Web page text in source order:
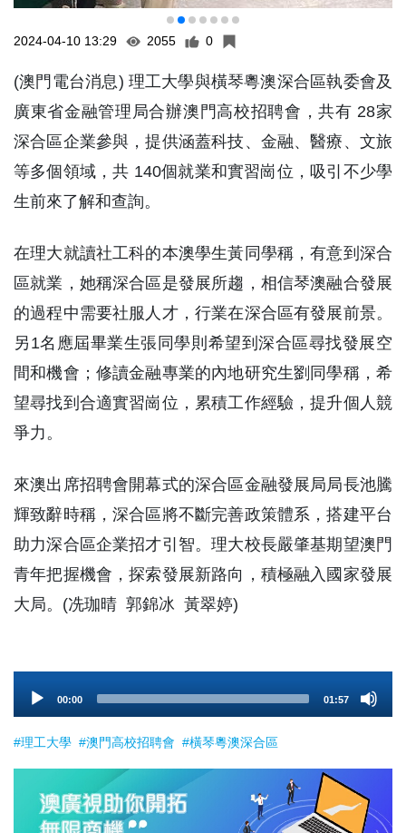
2024-04-10 13:29 2055 0
(澳門電台消息) 理工大學與橫琴粵澳深合區執委會及
廣東省金融管理局合辦澳門高校招聘會，共有 28家
深合區企業參與，提供涵蓋科技、金融、醫療、文旅
等多個領域，共 140個就業和實習崗位，吸引不少學
生前來了解和查詢。
在理大就讀社工科的本澳學生黃同學稱，有意到深合
區就業，她稱深合區是發展所趨，相信琴澳融合發展
的過程中需要社服人才，行業在深合區有發展前景。
另1名應屆畢業生張同學則希望到深合區尋找發展空
間和機會；修讀金融專業的內地研究生劉同學稱，希
望尋找到合適實習崗位，累積工作經驗，提升個人競
爭力。
來澳出席招聘會開幕式的深合區金融發展局局長池騰
輝致辭時稱，深合區將不斷完善政策體系，搭建平台
助力深合區企業招才引智。理大校長嚴肇基期望澳門
青年把握機會，探索發展新路向，積極融入國家發展
大局。(冼珈晴 郭錦冰 黃翠婷)
Player
00:00 01:57
#理工大學 #澳門高校招聘會 #橫琴粵澳深合區